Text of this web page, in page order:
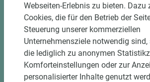
Webseiten-Erlebnis zu bieten. Dazu
Cookies, die für den Betrieb der
Steuerung unserer kommerziellen
Unternehmensziele notwendig
die lediglich zu anonymen
Komforteinstellungen oder zur
personalisierter Inhalte genutzt